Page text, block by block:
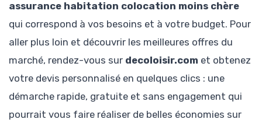
assurance habitation colocation moins chère
qui correspond à vos besoins et à votre budget. Pour
aller plus loin et découvrir les meilleures offres du
marché, rendez-vous sur decoloisir.com et obtenez
votre devis personnalisé en quelques clics : une
démarche rapide, gratuite et sans engagement qui
pourrait vous faire réaliser de belles économies sur